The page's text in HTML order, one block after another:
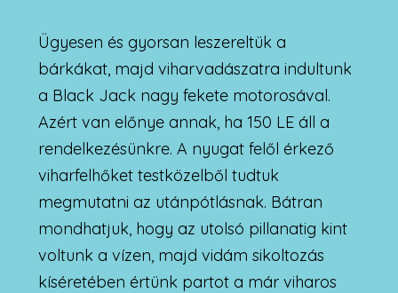
Ügyesen és gyorsan leszereltük a
bárkákat, majd viharvadászatra indultunk
a Black Jack nagy fekete motorosával.
Azért van előnye annak, ha 150 LE áll a
rendelkezésünkre. A nyugat felől érkező
viharfelhőket testközelből tudtuk
megmutatni az utánpótlásnak. Bátran
mondhatjuk, hogy az utolsó pillanatig kint
voltunk a vízen, majd vidám sikoltozás
kíséretében értünk partot a már viharos